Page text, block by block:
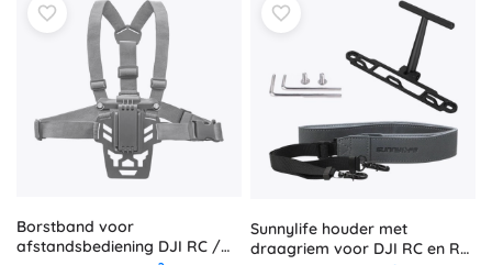
Borstband voor
afstandsbediening DJI RC /
Sunnylife houder met
draagriem voor DJI RC en RC